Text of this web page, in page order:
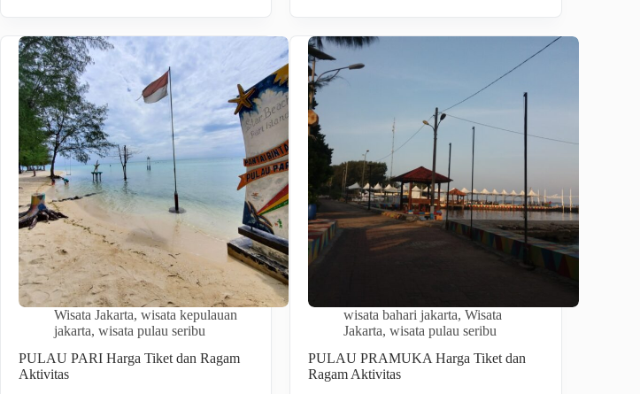
Wisata Jakarta, wisata kepulauan
jakarta, wisata pulau seribu
PULAU PARI Harga Tiket dan Ragam
Aktivitas
wisata bahari jakarta,Wisata
Jakarta,wisata pulau seribu
PULAU PRAMUKA Harga Tiket dan
Ragam Aktivitas